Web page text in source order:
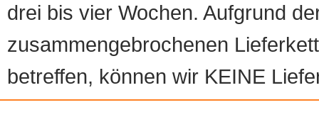
drei bis vier Wochen. Aufgrund
zusammengebrochenen
betreffen, können wir KEINE